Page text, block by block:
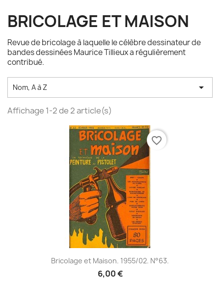
BRICOLAGE ET MAISON
Revue de bricolage à laquelle le célèbre dessinateur de
bandes dessinées Maurice Tillieux a régulièrement
contribué.
Nom, A à Z 
Affichage 1-2 de 2 article(s)
Bricolage et Maison. 1955/02. N°63.
6,00 €
favorite_border